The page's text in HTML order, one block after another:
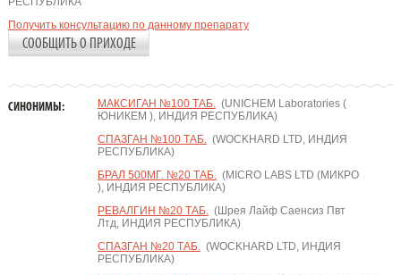
Получить консультацию по данному препарату
СООБЩИТЬ О ПРИХОДЕ
СИНОНИМЫ: МАКСИГАН №100 ТАБ.(UNICHEM Laboratories (
ЮНИКЕМ ), ИНДИЯ РЕСПУБЛИКА)
СПАЗГАН №100 ТАБ.(WOCKHARD LTD, ИНДИЯ
РЕСПУБЛИКА)
БРАЛ 500МГ. №20 ТАБ.(MICRO LABS LTD (МИКРО
), ИНДИЯ РЕСПУБЛИКА)
РЕВАЛГИН №20 ТАБ.(Шрея Лайф Саенсиз Пвт
Лтд, ИНДИЯ РЕСПУБЛИКА)
СПАЗГАН №20 ТАБ.(WOCKHARD LTD, ИНДИЯ
РЕСПУБЛИКА)